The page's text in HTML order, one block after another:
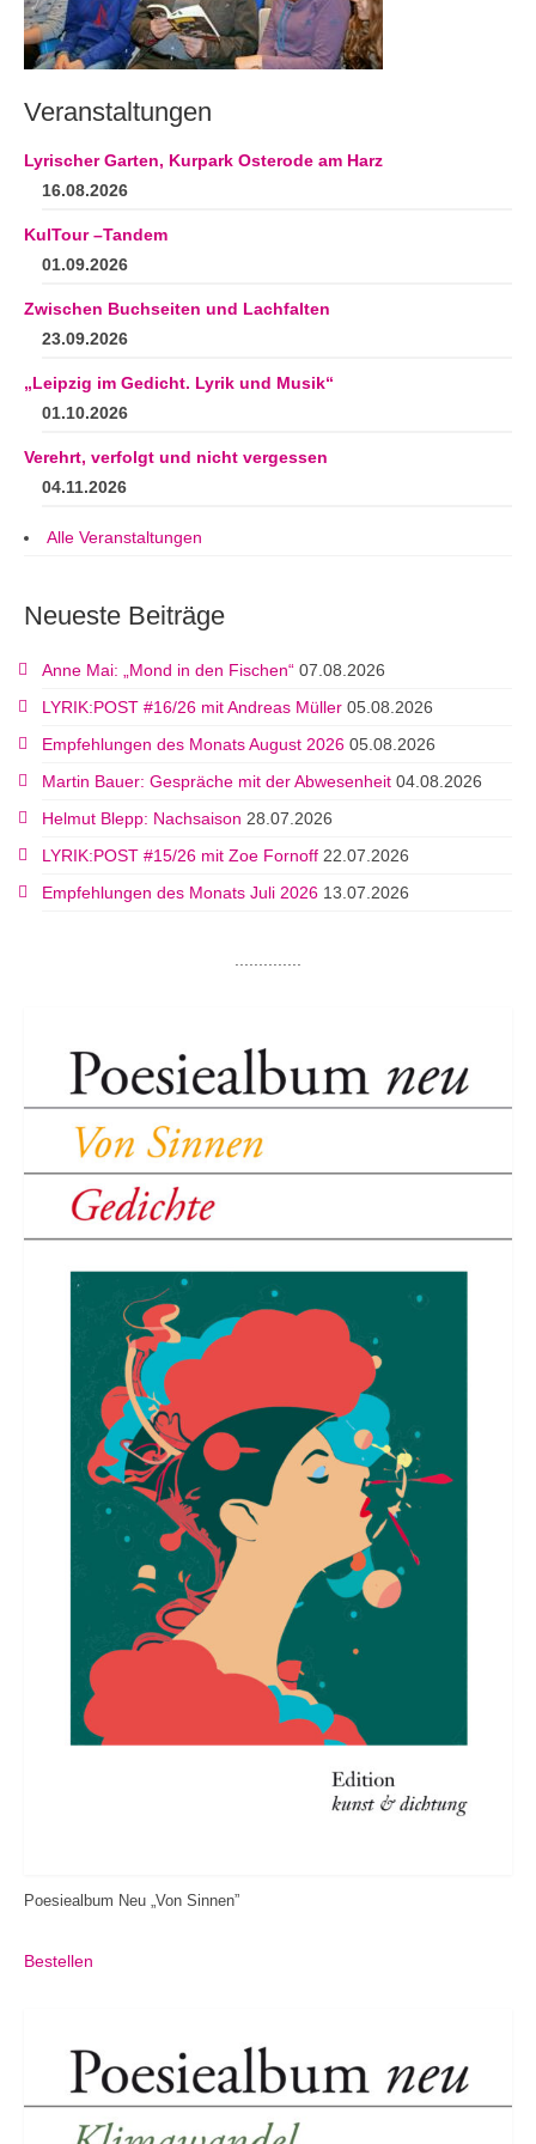
Neuerscheinungen von Mitgliedern
Ausschreibungen
Lyrikschaufenster im Literaturhaus Leipzig
Mitglied werden
Veranstaltungen
Lyrischer Garten, Kurpark Osterode am Harz
16.08.2026
KulTour –Tandem
01.09.2026
Zwischen Buchseiten und Lachfalten
23.09.2026
„Leipzig im Gedicht. Lyrik und Musik“
01.10.2026
Verehrt, verfolgt und nicht vergessen
04.11.2026
Alle Veranstaltungen
Neueste Beiträge
Anne Mai: „Mond in den Fischen“ 07.08.2026
LYRIK:POST #16/26 mit Andreas Müller 05.08.2026
Empfehlungen des Monats August 2026 05.08.2026
Martin Bauer: Gespräche mit der Abwesenheit 04.08.2026
Helmut Blepp: Nachsaison 28.07.2026
LYRIK:POST #15/26 mit Zoe Fornoff 22.07.2026
Empfehlungen des Monats Juli 2026 13.07.2026
Poesiealbum Neu „Von Sinnen”
Bestellen